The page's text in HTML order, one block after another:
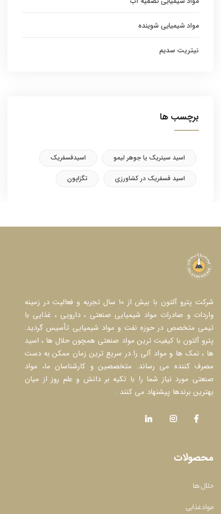
مواد شیمیایی شوینده
نیتریت سدیم
برچسب ها
اسید سیتریک یا جوهر لیمو
اسیدفسفریک
اسید فسفریک در کشاورزی
تگزاپون
شرکت پترو آلتون با بیش از ۱۰ سال تجربه و فعالیت در زمینه
واردات و صادرات مواد شیمیایی صنعتی ، دارویی ، غذایی با
تیمی متخصص در حوزه نفت و مواد شیمیایی تأسیس گردید.
پترو آلتون با کیفیت ترین مواد صنعتی همچون حلال ها ، اسید
ها ، نمک ها و مواد آلی را در سریع ترین زمان ممکن به دست
مصرف کننده می رساند. متخصصین و کارشناسان ما، مواد
صنعتی مورد نیاز شما را با تکیه بر دانش و علم روز از میان
بهترین برندها پیشنهاد می کنند .
محصولات
حلال ها
موادغذایی